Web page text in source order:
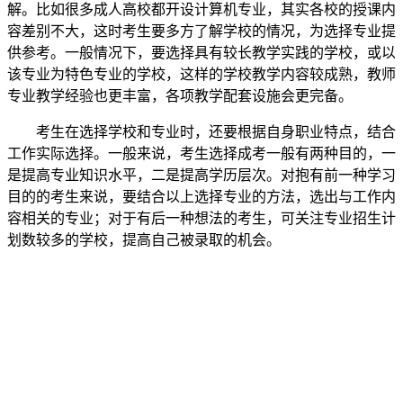
解。比如很多成人高校都开设计算机专业，其实各校的授课内
容差别不大，这时考生要多方了解学校的情况，为选择专业提
供参考。一般情况下，要选择具有较长教学实践的学校，或以
该专业为特色专业的学校，这样的学校教学内容较成熟，教师
专业教学经验也更丰富，各项教学配套设施会更完备。
考生在选择学校和专业时，还要根据自身职业特点，结合
工作实际选择。一般来说，考生选择成考一般有两种目的，一
是提高专业知识水平，二是提高学历层次。对抱有前一种学习
目的的考生来说，要结合以上选择专业的方法，选出与工作内
容相关的专业；对于有后一种想法的考生，可关注专业招生计
划数较多的学校，提高自己被录取的机会。